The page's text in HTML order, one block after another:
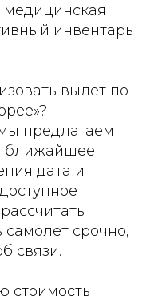
медицинская
инвентарь
вылет по
предлагаем
ближайшее
дата и
самолет срочно,
связи.
стоимость